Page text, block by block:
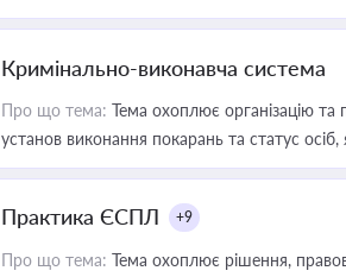
Кримінально-виконавча система
Про що тема: Тема охоплює організацію та
установ виконання покарань та статус осіб,
Практика ЄСПЛ +9
Про що тема: Тема охоплює рішення,